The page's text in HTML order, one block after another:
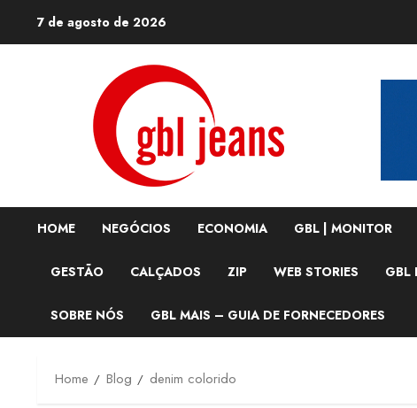
7 de agosto de 2026
HOME NEGÓCIOS ECONOMIA GBL | MONITOR
GESTÃO CALÇADOS ZIP WEB STORIES GBL
SOBRE NÓS GBL MAIS – GUIA DE FORNECEDORES
Home Blog denim colorido